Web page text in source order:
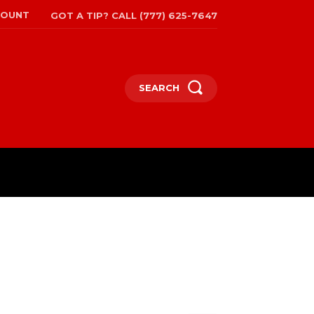
GOT A TIP? CALL (777) 625-7647
SEARCH